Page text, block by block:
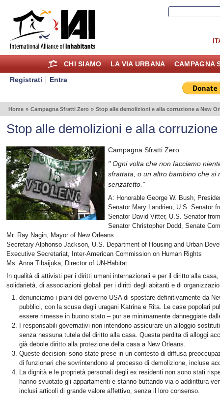
CHI SIAMO LA VIA URBANA CAMPAGNA
Registrati Entra
Home » Campagna Sfratti Zero » Stop alle demolizioni e alla corruzione a New
Stop alle demolizioni e alla
Campagna Sfratti Zero
" Ogni volta che non facciamo
sfrattata, o un altro bambino che si
senzatetto.”
A: Honorable George W. Bush,
Senator Mary Landrieu, U.S. Senator
Senator David Vitter, U.S. Senator
Senator Christopher Dodd, Senate
Mr. Ray Nagin, Mayor of New Orleans
Secretary Alphonso Jackson, U.S. Department of Housing and Urban
Executive Secretariat, Inter-American Commission on Human Rights
Ms. Anna Tibaijuka, Director of UN-Habitat
In qualità di attivisti per i diritti umani internazionali e per il diritto alla
solidarietà, di associazioni globali per i diritti degli abitanti e di
denunciamo i piani del governo USA di spostare definitivamente da
pubblici, con la scusa degli uragani Katrina e Rita. Le case popolari
essere rimesse in buono stato – pur se minimamente danneggiate
I responsabili governativi non intendono assicurare un alloggio
senza nessuna tutela del diritto alla casa. Questa perdita di alloggi
già debole diritto alla protezione della casa a New Orleans.
Queste decisioni sono state prese in un contesto di diffusa
di funzionari che sovrintendono al processo di demolizione, incluse
La dignità e le proprietà personali degli ex residenti non sono stati
hanno svuotato gli appartamenti e stanno buttando via o addirittura
inclusi articoli di grande valore affettivo, senza il loro consenso.